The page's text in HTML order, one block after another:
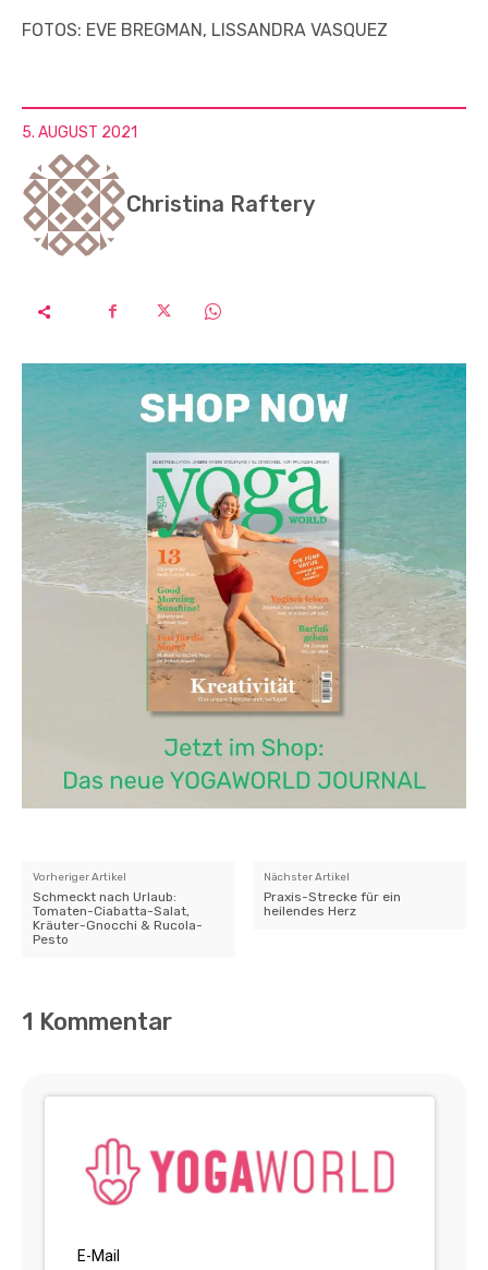
FOTOS: EVE BREGMAN, LISSANDRA VASQUEZ
5. AUGUST 2021
Christina Raftery
Vorheriger Artikel
Schmeckt nach Urlaub:
Tomaten-Ciabatta-Salat,
Kräuter-Gnocchi & Rucola-
Pesto
Nächster Artikel
Praxis-Strecke für ein
heilendes Herz
1 Kommentar